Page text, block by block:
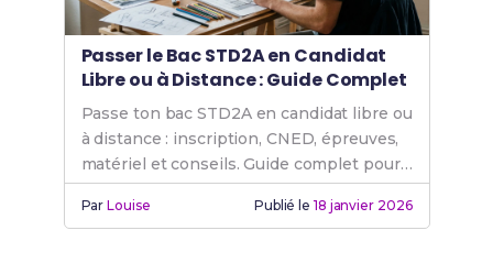
Passer le Bac STD2A en Candidat
Libre ou à Distance : Guide Complet
Passe ton bac STD2A en candidat libre ou
à distance : inscription, CNED, épreuves,
matériel et conseils. Guide complet pour
les adultes en reconversion.
ParLouise Publié le 18 janvier 2026